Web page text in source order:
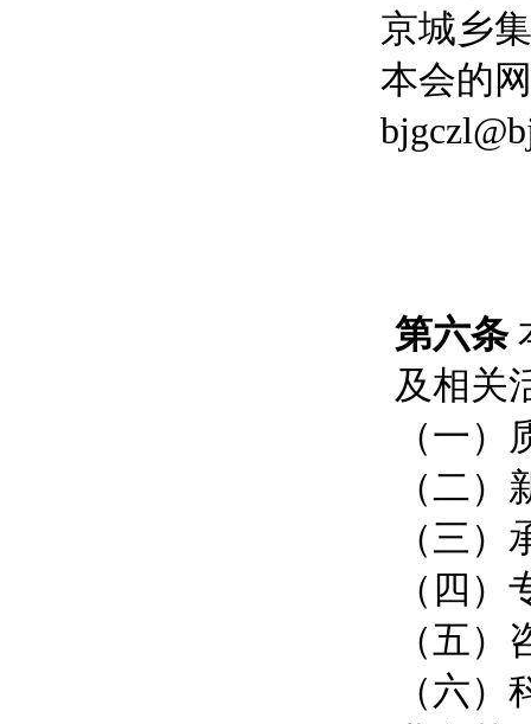
京城乡
本会的
第六条
及相关
（一
（二
（三
（四
（五
（六